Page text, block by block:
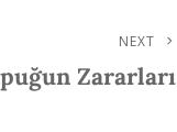
NEXT
Zararları